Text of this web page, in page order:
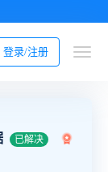
登录/注册
已解决